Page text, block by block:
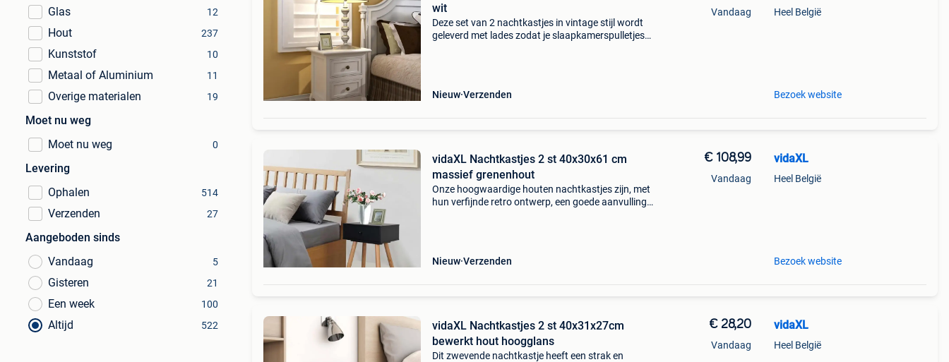
Glas
12
Hout 237
Kunststof 10
Metaal of Aluminium 11
Overige materialen 19
Moet nu weg
Moet nu weg
0
Levering
Ophalen
514
Verzenden 27
Aangeboden sinds
Vandaag
5
Gisteren 21
Een week 100
Altijd 522
wit
Deze set van 2 nachtkastjes in vintage stijl wordt
geleverd met lades zodat je slaapkamerspulletjes
Nieuw Verzenden
Vandaag Heel België
Bezoek website
vidaXL Nachtkastjes 2 st 40x30x61 cm
massief grenenhout
Onze hoogwaardige houten nachtkastjes zijn, met
hun verfijnde retro ontwerp, een goede aanvulling
Nieuw Verzenden
€ 108,99
Vandaag
vidaXL
Heel België
Bezoek website
vidaXL Nachtkastjes 2 st 40x31x27cm
bewerkt hout hoogglans
Dit zwevende nachtkastje heeft een strak en
€ 28,20
Vandaag
vidaXL
Heel België